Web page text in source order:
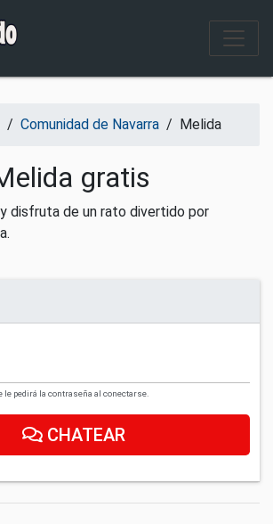
/ Comunidad de Navarra / Melida
gratis
disfruta de un rato divertido por
pedirá la contraseña al conectarse.
CHATEAR